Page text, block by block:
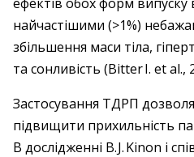
найчастішими (>1%)
збільшення маси тіла,
та сонливість (Bitter I. et al.,
Застосування ТДРП
підвищити прихильність
В дослідженні B. J. Kinon і